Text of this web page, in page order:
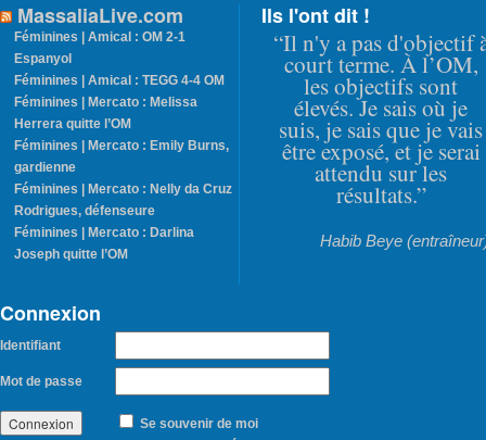
MassaliaLive.com
Féminines | Amical : OM 2-1
Espanyol
Féminines | Amical : TEGG 4-4 OM
Féminines | Mercato : Melissa
Herrera quitte l’OM
Féminines | Mercato : Emily Burns,
gardienne
Féminines | Mercato : Nelly da Cruz
Rodrigues, défenseure
Féminines | Mercato : Darlina
Joseph quitte l’OM
Ils l'ont dit !
“Il n'y a pas d'objectif
court terme. À l’OM,
les objectifs sont
élevés. Je sais où je
suis, je sais que je vais
être exposé, et je serai
attendu sur les
résultats.”
Habib Beye
Connexion
Identifiant
Mot de passe
Se souvenir de moi